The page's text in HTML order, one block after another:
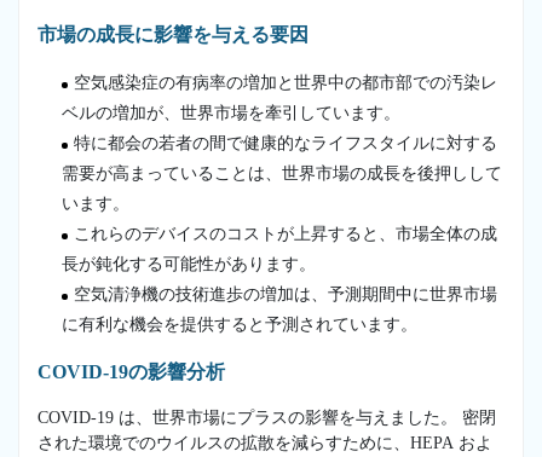
市場の成長に影響を与える要因
空気感染症の有病率の増加と世界中の都市部での汚染レ
ベルの増加が、世界市場を牽引しています。
特に都会の若者の間で健康的なライフスタイルに対する
需要が高まっていることは、世界市場の成長を後押しして
います。
これらのデバイスのコストが上昇すると、市場全体の成
長が鈍化する可能性があります。
空気清浄機の技術進歩の増加は、予測期間中に世界市場
に有利な機会を提供すると予測されています。
COVID-19の影響分析
COVID-19 は、世界市場にプラスの影響を与えました。 密閉
された環境でのウイルスの拡散を減らすために、HEPA およ